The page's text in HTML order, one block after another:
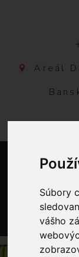
Súbory
vášho
Areál